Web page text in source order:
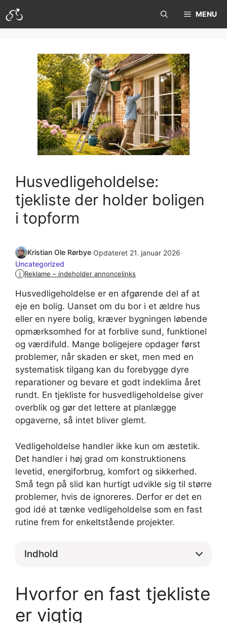
til
indhold
MENU
Husvedligeholdelse:
tjekliste der holder boligen
i topform
Kristian Ole Rørbye·Opdateret 21. januar 2026·
Uncategorized
i Reklame – indeholder annoncelinks
Husvedligeholdelse er en afgørende del af at
eje en bolig. Uanset om du bor i et ældre hus
eller en nyere bolig, kræver bygningen løbende
opmærksomhed for at forblive sund, funktionel
og værdifuld. Mange boligejere opdager først
problemer, når skaden er sket, men med en
systematisk tilgang kan du forebygge dyre
reparationer og bevare et godt indeklima året
rundt. En tjekliste for husvedligeholdelse giver
overblik og gør det lettere at planlægge
opgaverne, så intet bliver glemt.
Vedligeholdelse handler ikke kun om æstetik.
Det handler i høj grad om konstruktionens
levetid, energiforbrug, komfort og sikkerhed.
Små tegn på slid kan hurtigt udvikle sig til større
problemer, hvis de ignoreres. Derfor er det en
god idé at tænke vedligeholdelse som en fast
rutine frem for enkeltstående projekter.
Indhold
Hvorfor en fast tjekliste
er vigtig